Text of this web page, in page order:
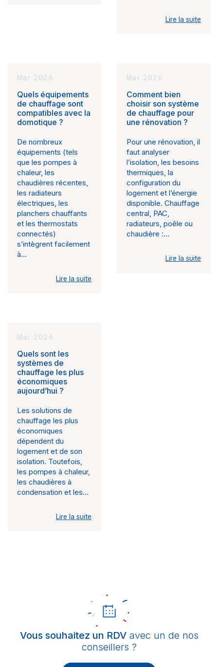
Lire la suite
Mar 2026
Quels équipements
de chauffage sont
compatibles avec la
domotique ?
De nombreux
équipements (tels
que les pompes à
chaleur, les
chaudières récentes,
les radiateurs
électriques, les
planchers chauffants
et les thermostats
connectés)
s’intègrent facilement
à...
Lire la suite
Mar 2026
Comment bien
choisir son système
de chauffage pour
une rénovation ?
Pour une rénovation, il
faut analyser
l’isolation, les besoins
thermiques, la
configuration du
logement et l’énergie
disponible. Chauffage
central, PAC,
radiateurs, poêle ou
chaudière :...
Lire la suite
Mar 2026
Quels sont les
systèmes de
chauffage les plus
économiques
aujourd’hui ?
Les solutions de
chauffage les plus
économiques
dépendent du
logement et de son
isolation. Toutefois,
les pompes à chaleur,
les chaudières à
condensation et les...
Lire la suite
Vous souhaitez un RDVavec un de nos
conseillers ?